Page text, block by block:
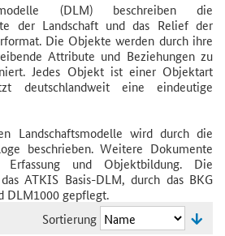
(DLM) beschreiben die
der Landschaft und das Relief der
Die Objekte werden durch ihre
Attribute und Beziehungen zu
Jedes Objekt ist einer Objektart
deutschlandweit eine eindeutige
Landschaftsmodelle wird durch die
beschrieben. Weitere Dokumente
und Objektbildung. Die
ATKIS Basis-DLM, durch das BKG
DLM1000 gepflegt.
Sortierung